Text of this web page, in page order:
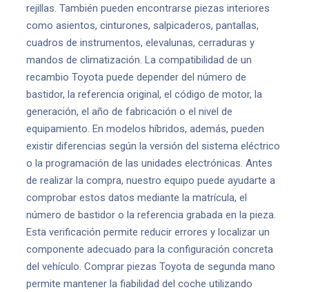
rejillas. También pueden encontrarse piezas interiores
como asientos, cinturones, salpicaderos, pantallas,
cuadros de instrumentos, elevalunas, cerraduras y
mandos de climatización. La compatibilidad de un
recambio Toyota puede depender del número de
bastidor, la referencia original, el código de motor, la
generación, el año de fabricación o el nivel de
equipamiento. En modelos híbridos, además, pueden
existir diferencias según la versión del sistema eléctrico
o la programación de las unidades electrónicas. Antes
de realizar la compra, nuestro equipo puede ayudarte a
comprobar estos datos mediante la matrícula, el
número de bastidor o la referencia grabada en la pieza.
Esta verificación permite reducir errores y localizar un
componente adecuado para la configuración concreta
del vehículo. Comprar piezas Toyota de segunda mano
permite mantener la fiabilidad del coche utilizando